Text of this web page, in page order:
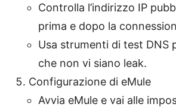
Controlla l’indirizzo IP
prima e dopo la
Usa strumenti di test DNS
che non vi siano leak.
Configurazione di eMule
Avvia eMule e vai alle